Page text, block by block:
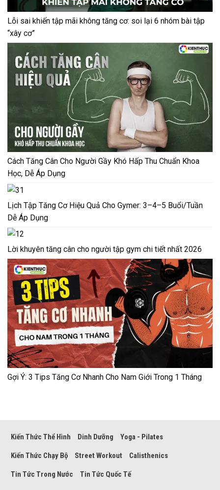
Lỗi sai khiến tập mãi không tăng cơ: soi lại 6 nhóm bài tập
“xây cơ”
Cách Tăng Cân Cho Người Gầy Khó Hấp Thu Chuẩn Khoa
Học, Dễ Áp Dụng
Lịch Tập Tăng Cơ Hiệu Quả Cho Gymer: 3–4–5 Buổi/Tuần
Dễ Áp Dụng
Lời khuyên tăng cân cho người tập gym chi tiết nhất 2026
Gợi Ý: 3 Tips Tăng Cơ Nhanh Cho Nam Giới Trong 1 Tháng
Kiến Thức Thể Hình Dinh Dưỡng Yoga - Pilates
Kiến Thức Chạy Bộ Street Workout Calisthenics
Tin Tức Trong Nước Tin Tức Quốc Tế